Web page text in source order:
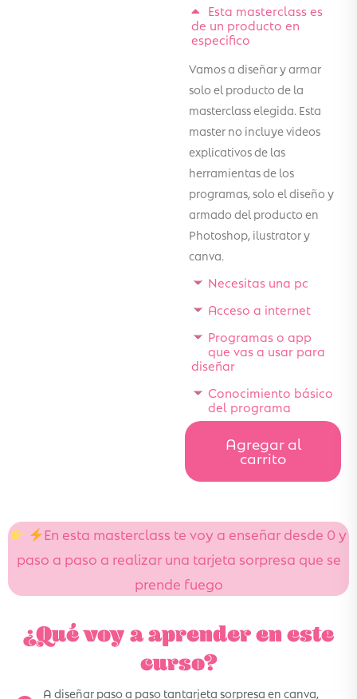
Esta masterclass es
de un producto en
especifico
Vamos a diseñar y armar
solo el producto de la
masterclass elegida. Esta
master no incluye videos
explicativos de las
herramientas de los
programas, solo el diseño y
armado del producto en
Photoshop, ilustrator y
canva.
Necesitas una pc
Acceso a internet
Programas o app
que vas a usar para
diseñar
Conocimiento básico
del programa
Agregar al
carrito
En esta masterclass te voy a enseñar desde 0 y
paso a paso a realizar una tarjeta sorpresa que se
prende fuego
¿Qué voy a aprender en este
curso?
A diseñar paso a paso tantarjeta sorpresa en canva,